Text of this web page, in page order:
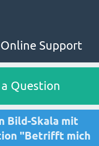
Online Support
Question
Bild-Skala mit
"Betrifft mich